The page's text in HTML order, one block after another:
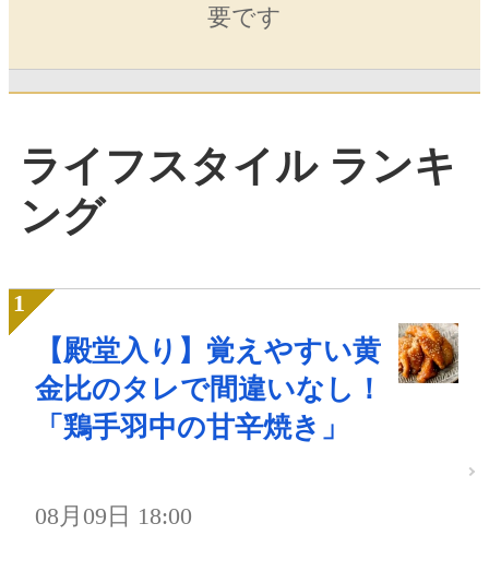
要です
ライフスタイル ランキ
ング
【殿堂入り】覚えやすい黄
金比のタレで間違いなし！
「鶏手羽中の甘辛焼き」
08月09日 18:00